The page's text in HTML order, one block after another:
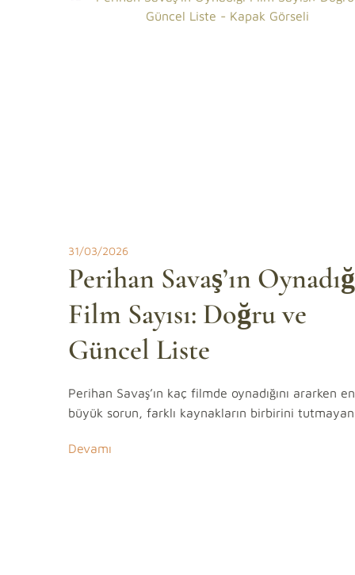
31/03/2026
Perihan Savaş’ın
Film Sayısı: Doğru ve
Güncel Liste
Perihan Savaş’ın kaç filmde oynadığını ararken en
büyük sorun, farklı kaynakların birbirini
Devamı